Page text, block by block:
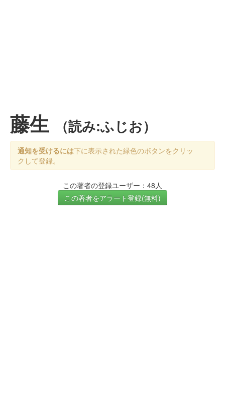
藤生 （読み:ふじお）
通知を受けるには下に表示された緑色のボタンをクリッ
クして登録。
この著者の登録ユーザー：48人
この著者をアラート登録(無料)